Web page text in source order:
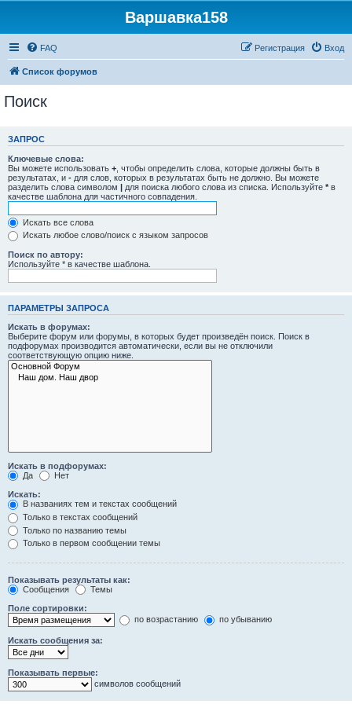
Варшавка158
FAQ Вход
Регистрация
Список форумов
Поиск
ЗАПРОС
Ключевые слова:
Вы можете использовать + , чтобы определить слова, которые должны быть в
результатах, и - для слов, которых в результатах быть не должно. Вы можете
разделить слова символом | для поиска любого слова из списка. Используйте * в
качестве шаблона для частичного совпадения.
Искать все слова
Искать любое слово/поиск с языком запросов
Поиск по автору:
Используйте * в качестве шаблона.
ПАРАМЕТРЫ ЗАПРОСА
Искать в форумах:
Выберите форум или форумы, в которых будет произведён поиск. Поиск в
подфорумах производится автоматически, если вы не отключили
соответствующую опцию ниже.
Искать в подфорумах:
Да
Нет
Искать:
В названиях тем и текстах сообщений
Только в текстах сообщений
Только по названию темы
Только в первом сообщении темы
Показывать результаты как:
Сообщения
Темы
Поле сортировки:
по возрастанию
по убыванию
Искать сообщения за:
Показывать первые:
символов сообщений